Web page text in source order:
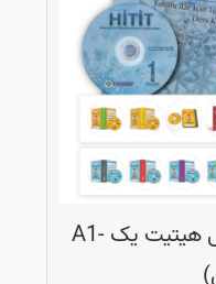
پکیج کتاب درسی هیتیت یک A1-